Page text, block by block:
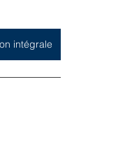
intégrale